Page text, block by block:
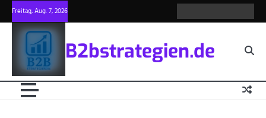
Skip
to
content
Freitag, Aug. 7, 2026
us
policy
for us
B2bstrategien.de